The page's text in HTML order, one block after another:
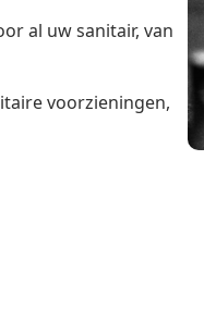
al uw sanitair, van
voorzieningen,